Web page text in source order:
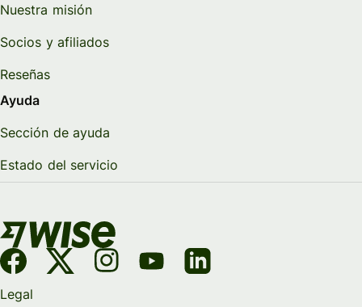
Nuestra misión
Socios y afiliados
Reseñas
Ayuda
Sección de ayuda
Estado del servicio
Legal